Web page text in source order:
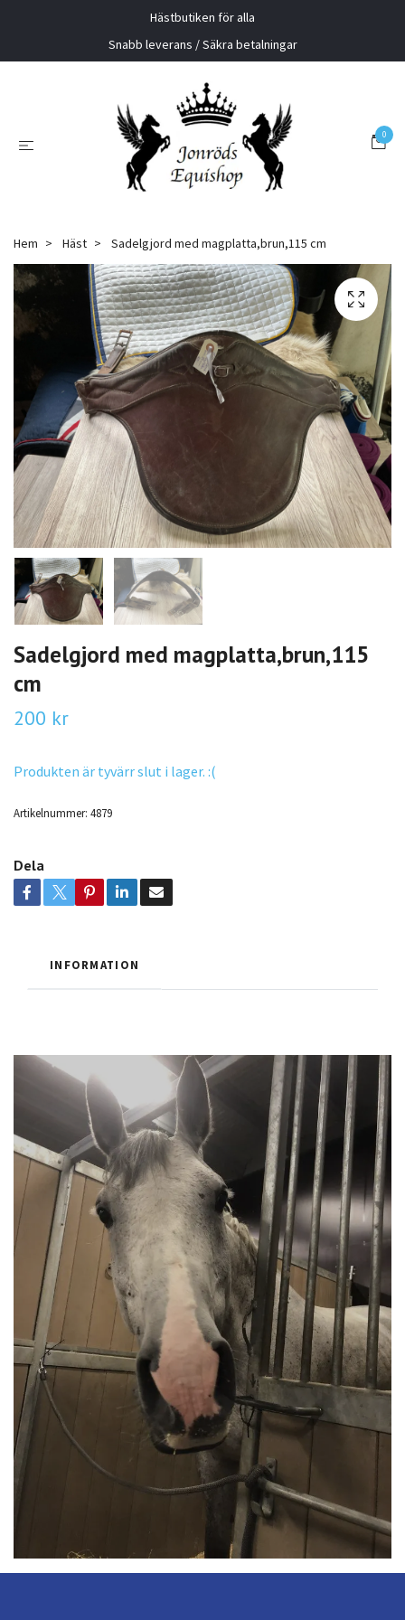
Hästbutiken för alla
Snabb leverans / Säkra betalningar
0
Hem Häst Sadelgjord med magplatta,brun,115 cm
Sadelgjord med magplatta,brun,115
cm
200 kr
Produkten är tyvärr slut i lager. :(
Artikelnummer: 4879
Dela
INFORMATION